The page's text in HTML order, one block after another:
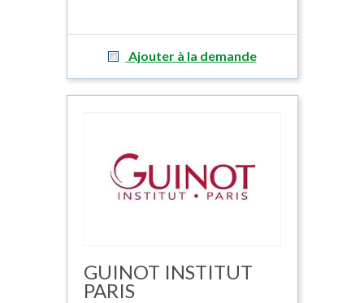
Ajouter à la demande
GUINOT INSTITUT
PARIS